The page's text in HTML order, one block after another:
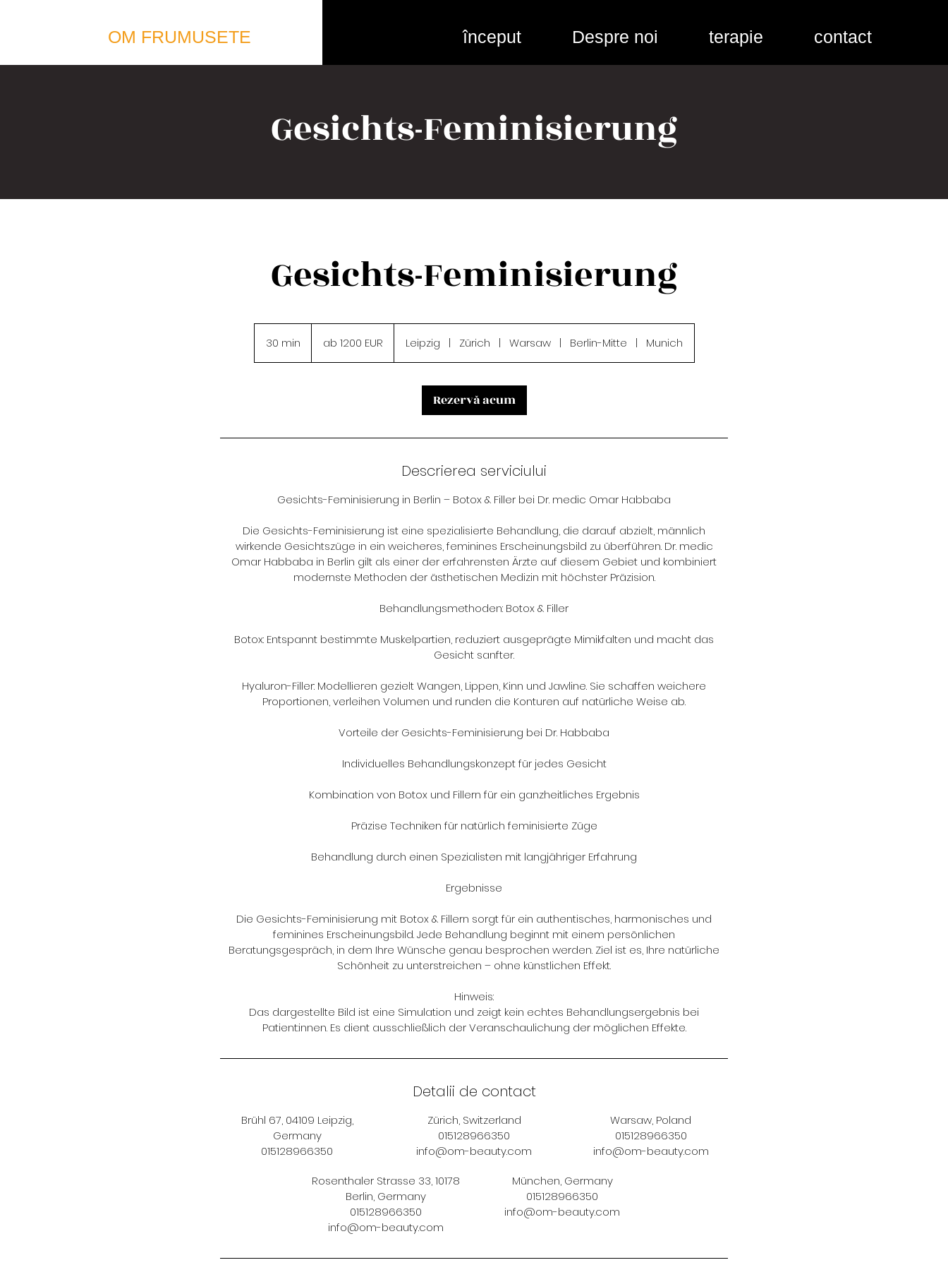
OM FRUMUSETE început Despre noi terapie contact
Gesichts-Feminisierung
Gesichts-Feminisierung
30 min
EURab 1200 EUR Leipzig | Zürich | Warsaw | Berlin-Mitte | Munich
Rezervă acum
Descrierea serviciului
Gesichts-Feminisierung in Berlin – Botox & Filler bei Dr. medic Omar Habbaba
Die Gesichts-Feminisierung ist eine spezialisierte Behandlung, die darauf abzielt, männlich
wirkende Gesichtszüge in ein weicheres, feminines Erscheinungsbild zu überführen. Dr. medic
Omar Habbaba in Berlin gilt als einer der erfahrensten Ärzte auf diesem Gebiet und kombiniert
modernste Methoden der ästhetischen Medizin mit höchster Präzision.
Behandlungsmethoden: Botox & Filler
Botox: Entspannt bestimmte Muskelpartien, reduziert ausgeprägte Mimikfalten und macht das
Gesicht sanfter.
Hyaluron-Filler: Modellieren gezielt Wangen, Lippen, Kinn und Jawline. Sie schaffen weichere
Proportionen, verleihen Volumen und runden die Konturen auf natürliche Weise ab.
Vorteile der Gesichts-Feminisierung bei Dr. Habbaba
Individuelles Behandlungskonzept für jedes Gesicht
Kombination von Botox und Fillern für ein ganzheitliches Ergebnis
Präzise Techniken für natürlich feminisierte Züge
Behandlung durch einen Spezialisten mit langjähriger Erfahrung
Ergebnisse
Die Gesichts-Feminisierung mit Botox & Fillern sorgt für ein authentisches, harmonisches und
feminines Erscheinungsbild. Jede Behandlung beginnt mit einem persönlichen
Beratungsgespräch, in dem Ihre Wünsche genau besprochen werden. Ziel ist es, Ihre natürliche
Schönheit zu unterstreichen – ohne künstlichen Effekt.
Hinweis:
Das dargestellte Bild ist eine Simulation und zeigt kein echtes Behandlungsergebnis bei
Patient:innen. Es dient ausschließlich der Veranschaulichung der möglichen Effekte.
Detalii de contact
Brühl 67, 04109 Leipzig,
Germany
015128966350
Zürich, Switzerland
015128966350
info@om-beauty.com
Warsaw, Poland
015128966350
info@om-beauty.com
Rosenthaler Strasse 33, 10178
Berlin, Germany
015128966350
info@om-beauty.com
München, Germany
015128966350
info@om-beauty.com